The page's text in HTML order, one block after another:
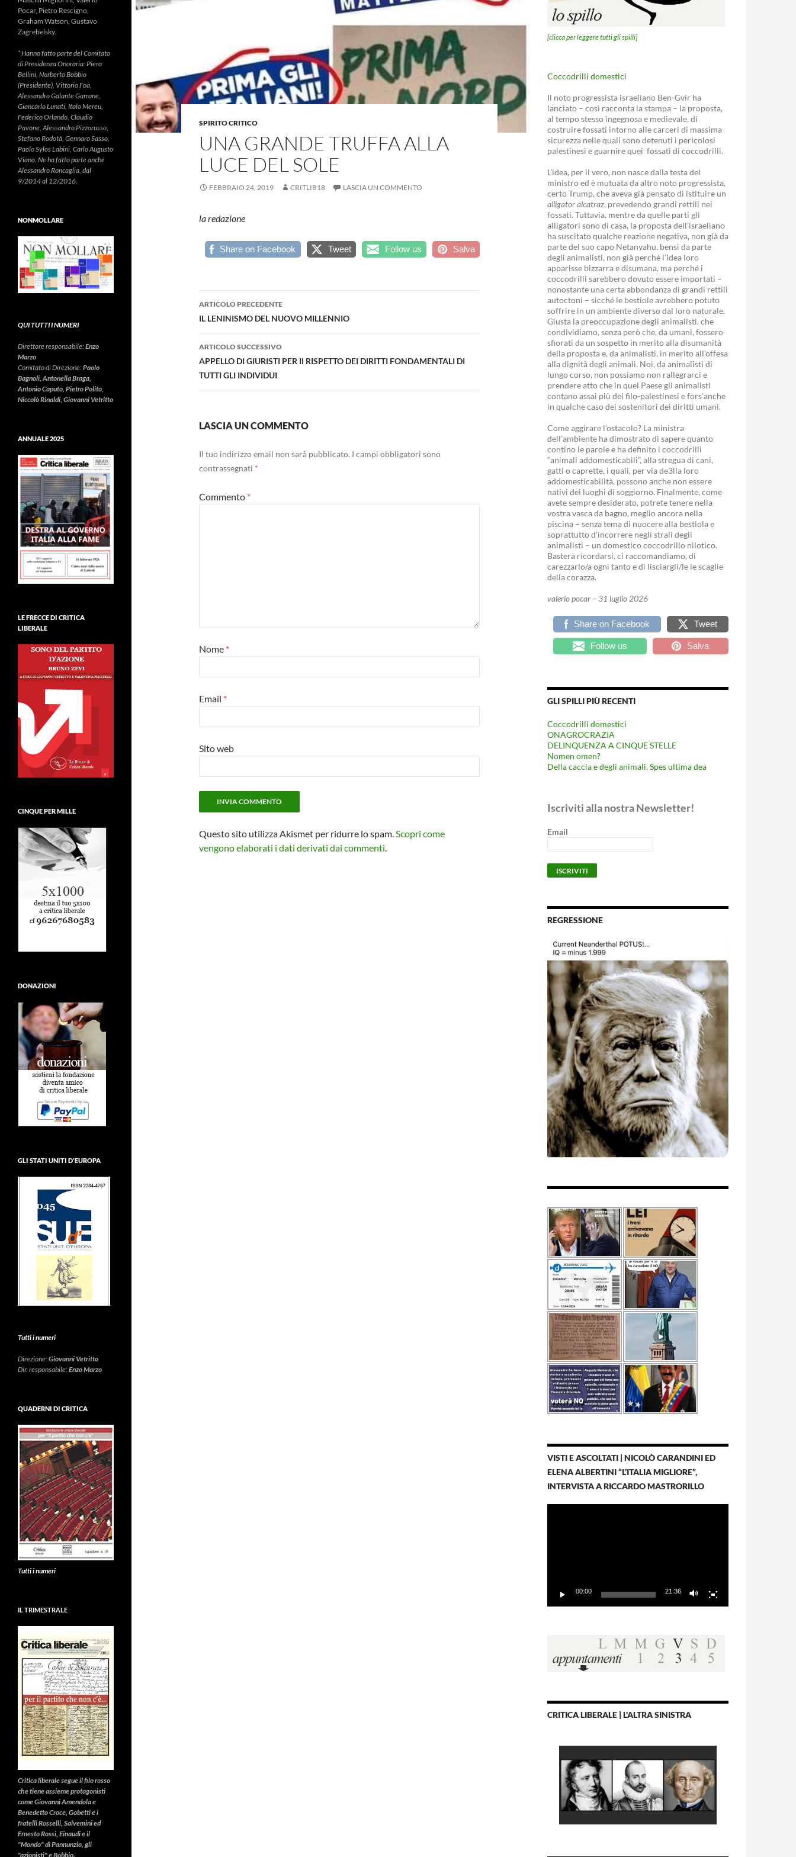
SPIRITO CRITICO
UNA GRANDE TRUFFA ALLA
LUCE DEL SOLE
FEBBRAIO 24, 2019 CRITLIB18 LASCIA UN COMMENTO
la redazione
Share on Facebook Tweet Follow us Salva
Navigazione
articolo
ARTICOLO PRECEDENTE
IL LENINISMO DEL NUOVO MILLENNIO
ARTICOLO SUCCESSIVO
APPELLO DI GIURISTI PER Il RISPETTO DEI DIRITTI FONDAMENTALI DI
TUTTI GLI INDIVIDUI
LASCIA UN COMMENTO
Il tuo indirizzo email non sarà pubblicato. I campi obbligatori sono
contrassegnati *
Commento *
Nome *
Email *
Sito web
Questo sito utilizza Akismet per ridurre lo spam.Scopri come
vengono elaborati i dati derivati dai commenti.
[clicca per leggere tutti gli spilli]
Coccodrilli domestici
Il noto progressista israeliano Ben-Gvir ha
lanciato – così racconta la stampa – la proposta,
al tempo stesso ingegnosa e medievale, di
costruire fossati intorno alle carceri di massima
sicurezza nelle quali sono detenuti i pericolosi
palestinesi e guarnire quei fossati di coccodrilli.
L’idea, per il vero, non nasce dalla testa del
ministro ed è mutuata da altro noto progressista,
certo Trump, che aveva già pensato di istituire un
alligator alcatraz, prevedendo grandi rettili nei
fossati. Tuttavia, mentre da quelle parti gli
alligatori sono di casa, la proposta dell’israeliano
ha suscitato qualche reazione negativa, non già da
parte del suo capo Netanyahu, bensì da parte
degli animalisti, non già perché l’idea loro
apparisse bizzarra e disumana, ma perché i
coccodrilli sarebbero dovuto essere importati –
nonostante una certa abbondanza di grandi rettili
autoctoni – sicché le bestiole avrebbero potuto
soffrire in un ambiente diverso dal loro naturale.
Giusta la preoccupazione degli animalisti, che
condividiamo, senza però che, da umani, fossero
sfiorati da un sospetto in merito alla disumanità
della proposta e, da animalisti, in merito all’offesa
alla dignità degli animali. Noi, da animalisti di
lungo corso, non possiamo non rallegrarci e
prendere atto che in quel Paese gli animalisti
contano assai più dei filo-palestinesi e fors’anche
in qualche caso dei sostenitori dei diritti umani.
Come aggirare l’ostacolo? La ministra
dell’ambiente ha dimostrato di sapere quanto
contino le parole e ha definito i coccodrilli
“animali addomesticabili”, alla stregua di cani,
gatti o caprette, i quali, per via de3lla loro
addomesticabilità, possono anche non essere
nativi dei luoghi di soggiorno. Finalmente, come
avete sempre desiderato, potrete tenere nella
vostra vasca da bagno, meglio ancora nella
piscina – senza tema di nuocere alla bestiola e
soprattutto d’incorrere negli strali degli
animalisti – un domestico coccodrillo nilotico.
Basterà ricordarsi, ci raccomandiamo, di
carezzarlo/a ogni tanto e di lisciargli/le le scaglie
della corazza.
valerio pocar – 31 luglio 2026
Share on Facebook Tweet
Follow us Salva
GLI SPILLI PIÙ RECENTI
Coccodrilli domestici
ONAGROCRAZIA
DELINQUENZA A CINQUE STELLE
Nomen omen?
Della caccia e degli animali. Spes ultima dea
Iscriviti alla nostra Newsletter!
Email
REGRESSIONE
VISTI E ASCOLTATI | NICOLÒ CARANDINI ED
ELENA ALBERTINI “L’ITALIA MIGLIORE”,
INTERVISTA A RICCARDO MASTRORILLO
00:00 21:36
CRITICA LIBERALE | L'ALTRA SINISTRA
Pocar, Pietro Rescigno,
Graham Watson, Gustavo
Zagrebelsky.
* Hanno fatto parte del Comitato
di Presidenza Onoraria: Piero
Bellini, Norberto Bobbio
(Presidente), Vittorio Foa,
Alessandro Galante Garrone,
Giancarlo Lunati, Italo Mereu,
Federico Orlando, Claudio
Pavone, Alessandro Pizzorusso,
Stefano Rodotà, Gennaro Sasso,
Paolo Sylos Labini, Carlo Augusto
Viano. Ne ha fatto parte anche
Alessandro Roncaglia, dal
9/2014 al 12/2016.
NONMOLLARE
QUI TUTTI I NUMERI
Direttore responsabile:Enzo
Marzo
Comitato di Direzione:Paolo
Bagnoli, Antonella Braga,
Antonio Caputo, Pietro Polito,
Niccolò Rinaldi, Giovanni Vetritto
ANNUALE 2025
LE FRECCE DI CRITICA
LIBERALE
CINQUE PER MILLE
DONAZIONI
GLI STATI UNITI D’EUROPA
Tutti i numeri
Direzione:Giovanni Vetritto
Dir. responsabile:Enzo Marzo
QUADERNI DI CRITICA
Tutti i numeri
IL TRIMESTRALE
Critica liberalesegue il filo rosso
che tiene assieme protagonisti
come Giovanni Amendola e
Benedetto Croce, Gobetti e i
fratelli Rosselli, Salvemini ed
Ernesto Rossi, Einaudi e il
"Mondo" di Pannunzio, gli
"azionisti" e Bobbio.